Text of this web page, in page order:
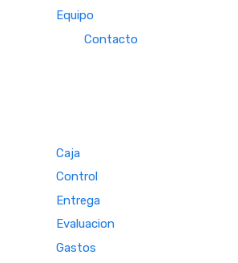
Equipo
Contacto
Caja
Control
Entrega
Evaluacion
Gastos